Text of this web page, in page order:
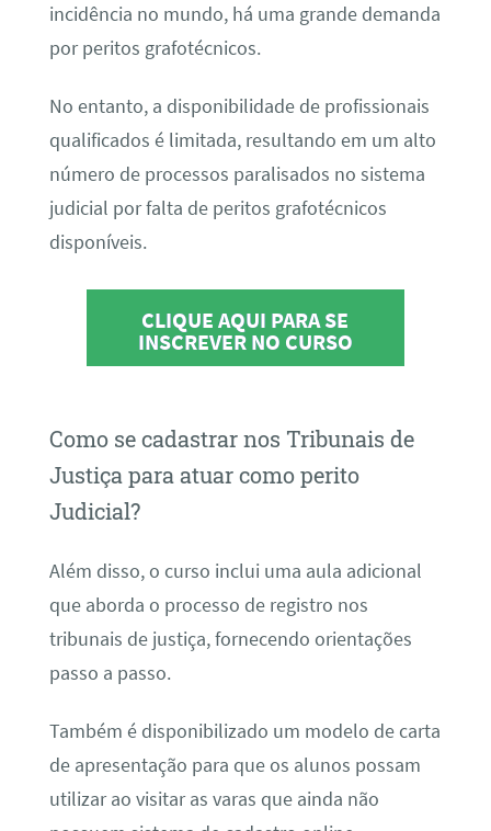
incidência no mundo, há uma grande demanda
por peritos grafotécnicos.
No entanto, a disponibilidade de profissionais
qualificados é limitada, resultando em um alto
número de processos paralisados no sistema
judicial por falta de peritos grafotécnicos
disponíveis.
CLIQUE AQUI PARA SE
INSCREVER NO CURSO
Como se cadastrar nos Tribunais de
Justiça para atuar como perito
Judicial?
Além disso, o curso inclui uma aula adicional
que aborda o processo de registro nos
tribunais de justiça, fornecendo orientações
passo a passo.
Também é disponibilizado um modelo de carta
de apresentação para que os alunos possam
utilizar ao visitar as varas que ainda não